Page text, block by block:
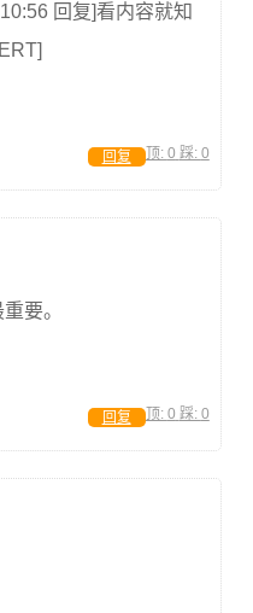
回复]看内容就知
顶: 0 踩: 0
回复
要。
顶: 0 踩: 0
回复